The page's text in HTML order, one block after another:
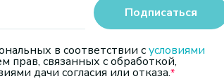
в соответствии сусловиями
прав, связанных с обработкой,
дачи согласия или отказа.
Подписаться